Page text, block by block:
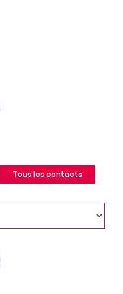
Tous les contacts